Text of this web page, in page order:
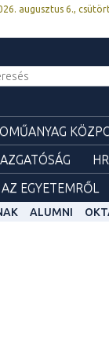
augusztus 6.,
AZ EGYETEMRŐL
ALUMNI